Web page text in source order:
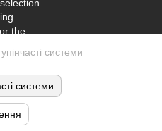
системи
системи